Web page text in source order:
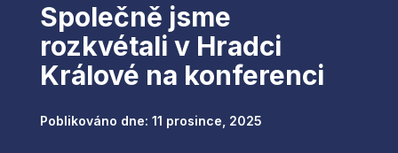
Společně jsme
rozkvétali v Hradci
Králové na konferenci
Poblikováno dne: 11 prosince, 2025